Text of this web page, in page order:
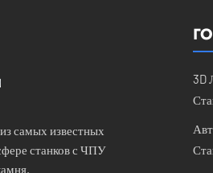
самых известных
станков с ЧПУ
3D